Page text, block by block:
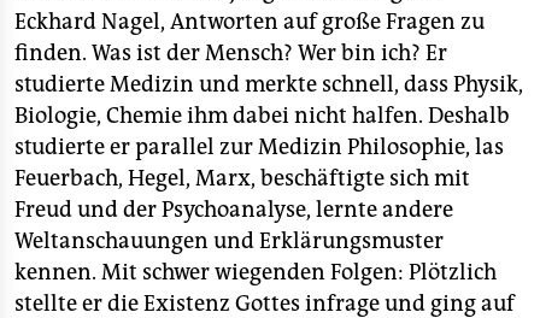
epaper login
Eckhard Nagel, Antworten auf große Fragen zu
finden. Was ist der Mensch? Wer bin ich? Er
studierte Medizin und merkte schnell, dass Physik,
Biologie, Chemie ihm dabei nicht halfen. Deshalb
studierte er parallel zur Medizin Philosophie, las
Feuerbach, Hegel, Marx, beschäftigte sich mit
Freud und der Psychoanalyse, lernte andere
Weltanschauungen und Erklärungsmuster
kennen. Mit schwer wiegenden Folgen: Plötzlich
stellte er die Existenz Gottes infrage und ging auf